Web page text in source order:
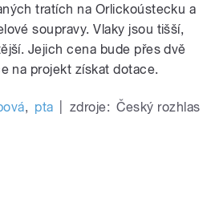
tratích na Orlickoústecku a
soupravy. Vlaky jsou tišší,
Jejich cena bude přes dvě
na projekt získat dotace.
, pta zdroje: Český rozhlas